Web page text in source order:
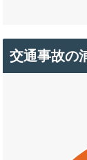
交通事故の